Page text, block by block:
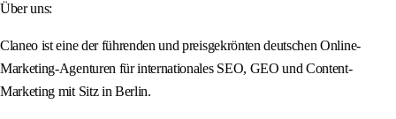
Über uns:
Claneo ist eine der führenden und preisgekrönten deutschen Online-
Marketing-Agenturen für internationales SEO, GEO und Content-
Marketing mit Sitz in Berlin.